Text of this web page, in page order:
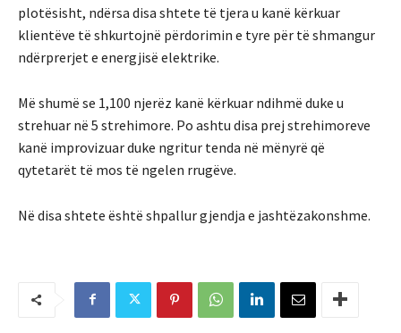
plotësisht, ndërsa disa shtete të tjera u kanë kërkuar
klientëve të shkurtojnë përdorimin e tyre për të shmangur
ndërprerjet e energjisë elektrike.
Më shumë se 1,100 njerëz kanë kërkuar ndihmë duke u
strehuar në 5 strehimore. Po ashtu disa prej strehimoreve
kanë improvizuar duke ngritur tenda në mënyrë që
qytetarët të mos të ngelen rrugëve.
Në disa shtete është shpallur gjendja e jashtëzakonshme.